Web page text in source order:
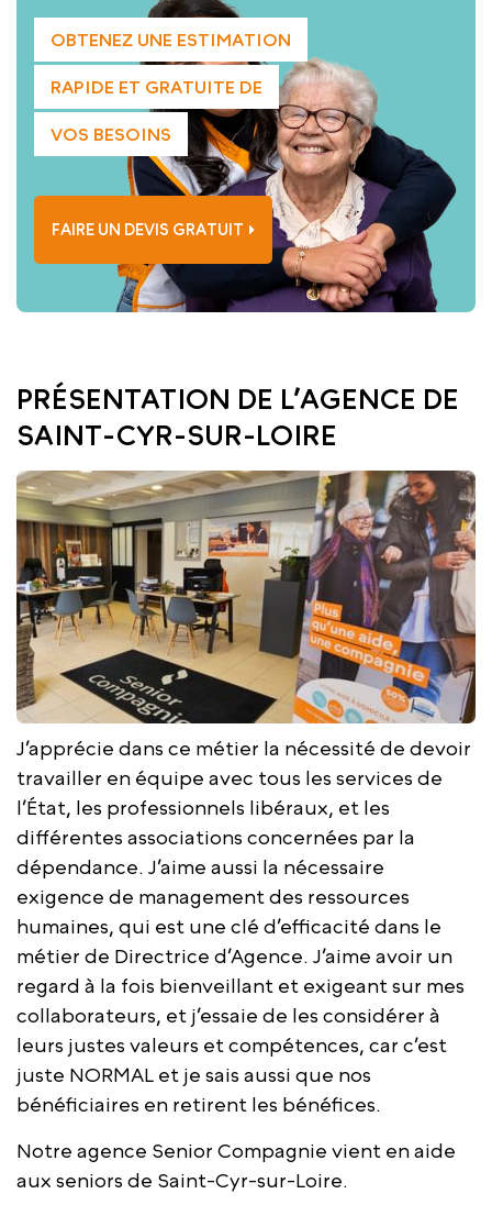
OBTENEZ UNE ESTIMATION
RAPIDE ET GRATUITE DE
VOS BESOINS
FAIRE UN DEVIS GRATUIT
PRÉSENTATION DE L’AGENCE DE
SAINT-CYR-SUR-LOIRE
J’apprécie dans ce métier la nécessité de devoir
travailler en équipe avec tous les services de
l’État, les professionnels libéraux, et les
différentes associations concernées par la
dépendance. J’aime aussi la nécessaire
exigence de management des ressources
humaines, qui est une clé d’efficacité dans le
métier de Directrice d’Agence. J’aime avoir un
regard à la fois bienveillant et exigeant sur mes
collaborateurs, et j’essaie de les considérer à
leurs justes valeurs et compétences, car c’est
juste NORMAL et je sais aussi que nos
bénéficiaires en retirent les bénéfices.
Notre agence Senior Compagnie vient en aide
aux seniors de Saint-Cyr-sur-Loire.